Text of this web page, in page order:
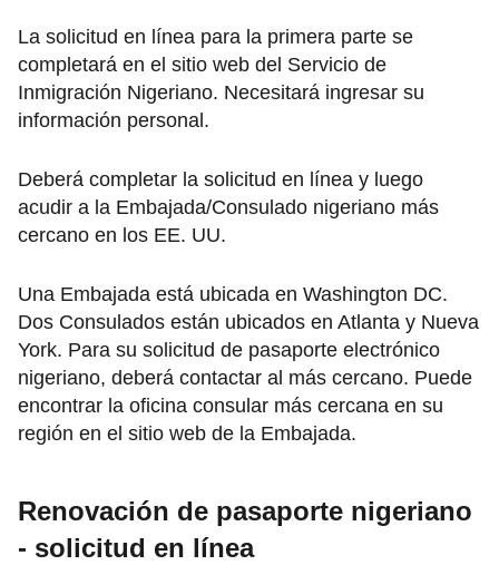
La solicitud en línea para la primera parte se
completará en el sitio web del Servicio de
Inmigración Nigeriano. Necesitará ingresar su
información personal.
Deberá completar la solicitud en línea y luego
acudir a la Embajada/Consulado nigeriano más
cercano en los EE. UU.
Una Embajada está ubicada en Washington DC.
Dos Consulados están ubicados en Atlanta y Nueva
York. Para su solicitud de pasaporte electrónico
nigeriano, deberá contactar al más cercano. Puede
encontrar la oficina consular más cercana en su
región en el sitio web de la Embajada.
Renovación de pasaporte nigeriano
- solicitud en línea